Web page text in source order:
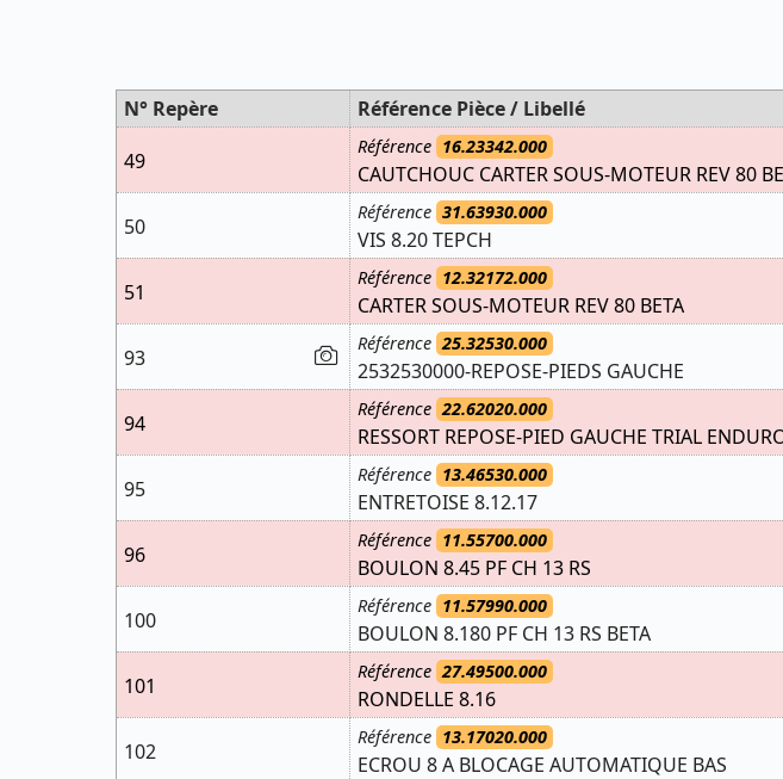
N° Repère Référence Pièce / Libellé
49
Référence 16.23342.000
CAUTCHOUC CARTER SOUS-MOTEUR REV 80
50
Référence 31.63930.000
VIS 8.20 TEPCH
51
Référence 12.32172.000
CARTER SOUS-MOTEUR REV 80 BETA
93
Référence 25.32530.000
2532530000-REPOSE-PIEDS GAUCHE
94
Référence 22.62020.000
RESSORT REPOSE-PIED GAUCHE TRIAL
95
Référence 13.46530.000
ENTRETOISE 8.12.17
96
Référence 11.55700.000
BOULON 8.45 PF CH 13 RS
100
Référence 11.57990.000
BOULON 8.180 PF CH 13 RS BETA
101
Référence 27.49500.000
RONDELLE 8.16
102
Référence 13.17020.000
ECROU 8 A BLOCAGE AUTOMATIQUE BAS